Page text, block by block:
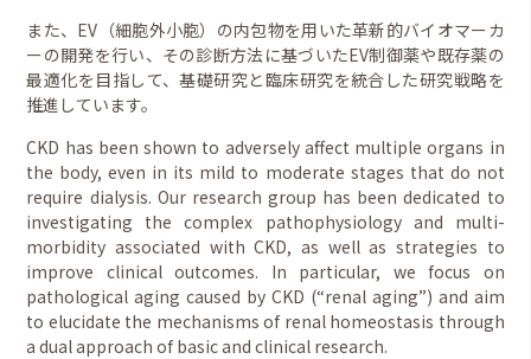
また、EV（細胞外小胞）の内包物を用いた革新的バイオマーカ
ーの開発を行い、その診断方法に基づいたEV制御薬や既存薬の
最適化を目指して、基礎研究と臨床研究を統合した研究戦略を
推進しています。
CKD has been shown to adversely affect multiple organs in
the body, even in its mild to moderate stages that do not
require dialysis. Our research group has been dedicated to
investigating the complex pathophysiology and multi-
morbidity associated with CKD, as well as strategies to
improve clinical outcomes. In particular, we focus on
pathological aging caused by CKD (“renal aging”) and aim
to elucidate the mechanisms of renal homeostasis through
a dual approach of basic and clinical research.